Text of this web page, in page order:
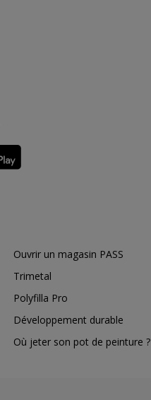
Ouvrir un magasin PASS
Trimetal
Polyfilla Pro
Développement durable
Où jeter son pot de peinture ?